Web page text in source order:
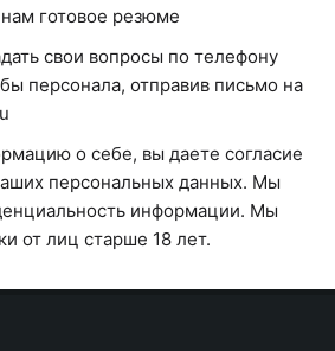
готовое резюме
свои вопросы по телефону
персонала, отправив письмо на
о себе, вы даете согласие
персональных данных. Мы
информации. Мы
от лиц старше 18 лет.